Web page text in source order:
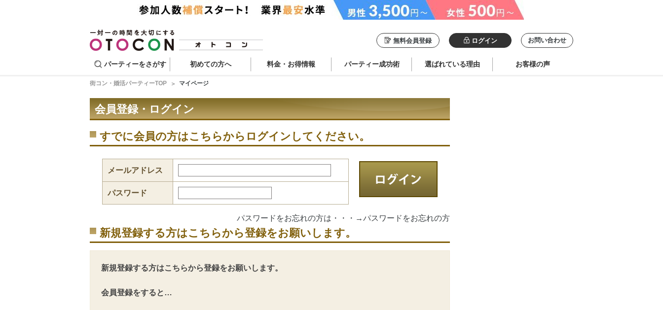
無料会員登録 ログイン お問い合わせ
パーティーをさがす 初めての方へ 料金・お得情報 パーティー成功術 選ばれている理由 お客様の声
街コン・婚活パーティーTOP マイページ
会員登録・ログイン
すでに会員の方はこちらからログインしてください。
メールアドレス
パスワード
パスワードをお忘れの方は・・・→パスワードをお忘れの方
新規登録する方はこちらから登録をお願いします。
新規登録する方はこちらから登録をお願いします。
会員登録をすると…